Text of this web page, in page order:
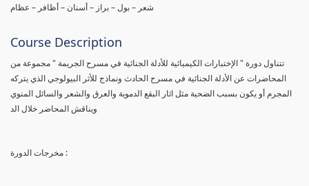
شعر – بول – براز – أسنان – أظافر – عظام
Course Description
تتناول دورة " الإختبارات الكيميائية للأدلة الجنائية في مسرح الجريمة " مجموعة من
المحاضرات عن الأدلة الجنائية في مسرح الحادث ونماذج للأثر البيولوجي الذي يتركه
المجرم أو يكون بسبب الضحية مثل اثار البقع الدموية والعرق والشعر والسائل المنوي
ويناقش المحاضر خلال الد
مخرجات الدورة :